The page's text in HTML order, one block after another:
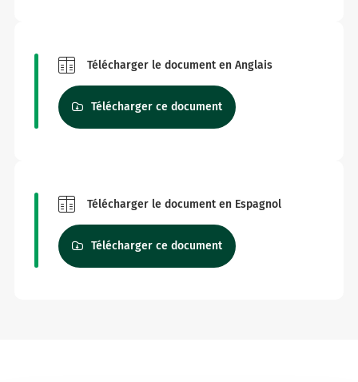
Télécharger le document en Anglais
Télécharger ce document
Télécharger le document en Espagnol
Télécharger ce document